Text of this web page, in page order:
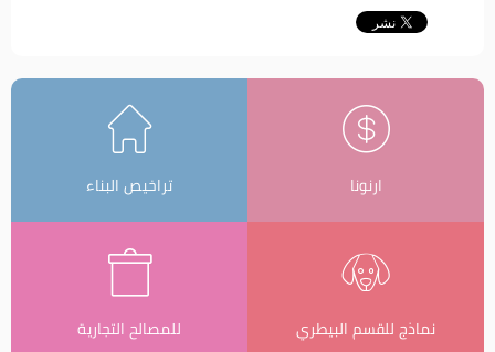
ارنونا تراخيص البناء
نماذج للقسم البيطري للمصالح التجارية